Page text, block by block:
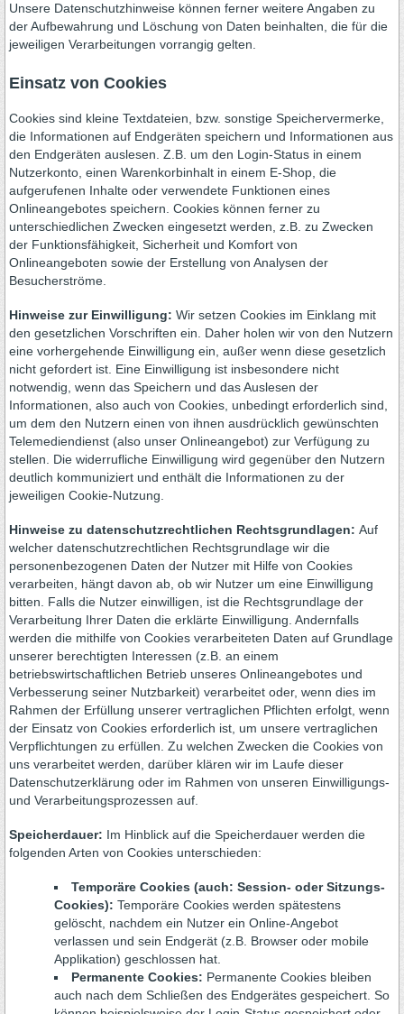
Unsere Datenschutzhinweise können ferner weitere Angaben zu
der Aufbewahrung und Löschung von Daten beinhalten, die für die
jeweiligen Verarbeitungen vorrangig gelten.
Einsatz von Cookies
Cookies sind kleine Textdateien, bzw. sonstige Speichervermerke,
die Informationen auf Endgeräten speichern und Informationen aus
den Endgeräten auslesen. Z.B. um den Login-Status in einem
Nutzerkonto, einen Warenkorbinhalt in einem E-Shop, die
aufgerufenen Inhalte oder verwendete Funktionen eines
Onlineangebotes speichern. Cookies können ferner zu
unterschiedlichen Zwecken eingesetzt werden, z.B. zu Zwecken
der Funktionsfähigkeit, Sicherheit und Komfort von
Onlineangeboten sowie der Erstellung von Analysen der
Besucherströme.
Hinweise zur Einwilligung: Wir setzen Cookies im Einklang mit
den gesetzlichen Vorschriften ein. Daher holen wir von den Nutzern
eine vorhergehende Einwilligung ein, außer wenn diese gesetzlich
nicht gefordert ist. Eine Einwilligung ist insbesondere nicht
notwendig, wenn das Speichern und das Auslesen der
Informationen, also auch von Cookies, unbedingt erforderlich sind,
um dem den Nutzern einen von ihnen ausdrücklich gewünschten
Telemediendienst (also unser Onlineangebot) zur Verfügung zu
stellen. Die widerrufliche Einwilligung wird gegenüber den Nutzern
deutlich kommuniziert und enthält die Informationen zu der
jeweiligen Cookie-Nutzung.
Hinweise zu datenschutzrechtlichen Rechtsgrundlagen: Auf
welcher datenschutzrechtlichen Rechtsgrundlage wir die
personenbezogenen Daten der Nutzer mit Hilfe von Cookies
verarbeiten, hängt davon ab, ob wir Nutzer um eine Einwilligung
bitten. Falls die Nutzer einwilligen, ist die Rechtsgrundlage der
Verarbeitung Ihrer Daten die erklärte Einwilligung. Andernfalls
werden die mithilfe von Cookies verarbeiteten Daten auf Grundlage
unserer berechtigten Interessen (z.B. an einem
betriebswirtschaftlichen Betrieb unseres Onlineangebotes und
Verbesserung seiner Nutzbarkeit) verarbeitet oder, wenn dies im
Rahmen der Erfüllung unserer vertraglichen Pflichten erfolgt, wenn
der Einsatz von Cookies erforderlich ist, um unsere vertraglichen
Verpflichtungen zu erfüllen. Zu welchen Zwecken die Cookies von
uns verarbeitet werden, darüber klären wir im Laufe dieser
Datenschutzerklärung oder im Rahmen von unseren Einwilligungs-
und Verarbeitungsprozessen auf.
Speicherdauer: Im Hinblick auf die Speicherdauer werden die
folgenden Arten von Cookies unterschieden:
Temporäre Cookies (auch: Session- oder Sitzungs-
Cookies): Temporäre Cookies werden spätestens
gelöscht, nachdem ein Nutzer ein Online-Angebot
verlassen und sein Endgerät (z.B. Browser oder mobile
Applikation) geschlossen hat.
Permanente Cookies: Permanente Cookies bleiben
auch nach dem Schließen des Endgerätes gespeichert. So